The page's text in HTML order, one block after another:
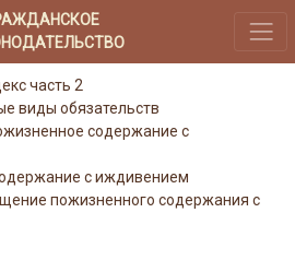
часть 2
виды обязательств
содержание с
с иждивением
пожизненного содержания с